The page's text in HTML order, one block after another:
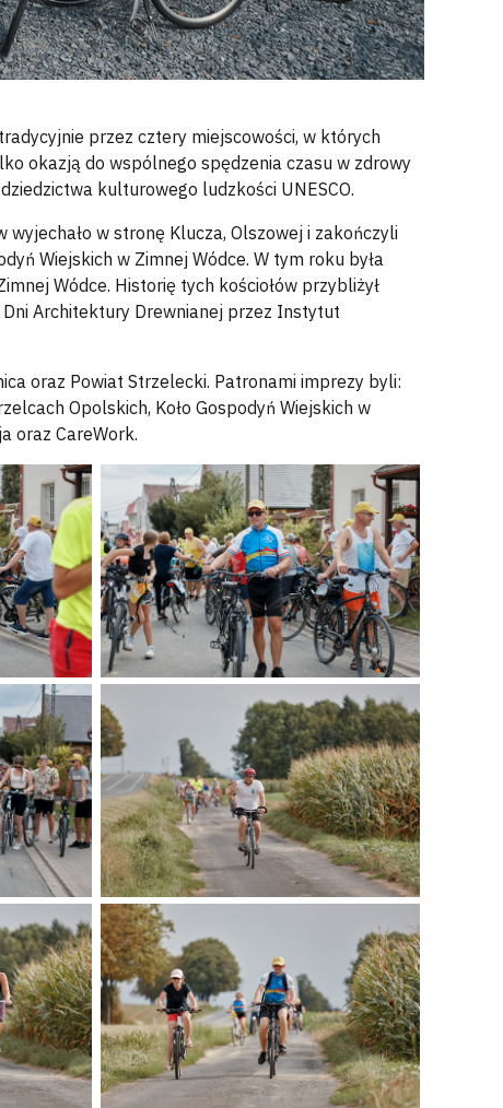
przez cztery miejscowości, w których
okazją do wspólnego spędzenia czasu w zdrowy
kulturowego ludzkości UNESCO.
w stronę Klucza, Olszowej i zakończyli
Wiejskich w Zimnej Wódce. W tym roku była
Wódce. Historię tych kościołów przybliżył
Architektury Drewnianej przez Instytut
oraz Powiat Strzelecki. Patronami imprezy byli:
Opolskich, Koło Gospodyń Wiejskich w
oraz CareWork.